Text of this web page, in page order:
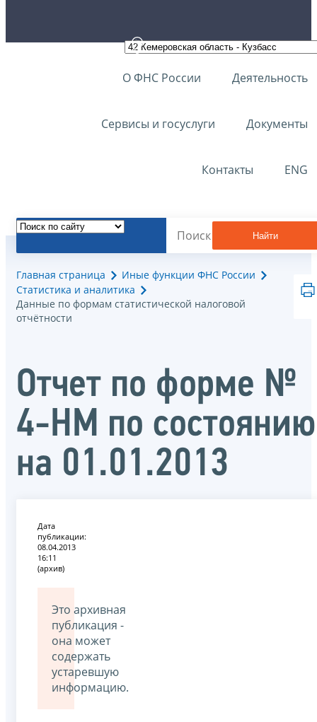
О ФНС России Деятельность
Сервисы и госуслуги Документы
Контакты ENG
Найти
Главная страница
Иные функции ФНС России
Статистика и аналитика
Данные по формам статистической налоговой
отчётности
Отчет по форме №
4-НМ по состоянию
на 01.01.2013
Дата
публикации:
08.04.2013
16:11
(архив)
Это архивная
публикация -
она может
содержать
устаревшую
информацию.